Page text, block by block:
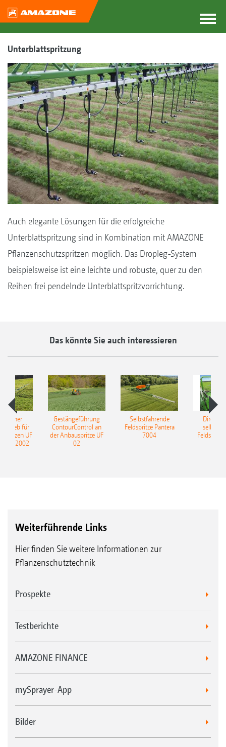
Unterblattspritzung
Auch elegante Lösungen für die erfolgreiche
Unterblattspritzung sind in Kombination mit AMAZONE
Pflanzenschutzspritzen möglich. Das Dropleg-System
beispielsweise ist eine leichte und robuste, quer zu den
Reihen frei pendelnde Unterblattspritzvorrichtung.
Das könnte Sie auch interessieren
für
UF
UF 2002
Gestängeführung
ContourControl an
der Anbauspritze UF
02
Selbstfahrende
Feldspritze Pantera
7004
Weiterführende Links
Hier finden Sie weitere Informationen zur
Pflanzenschutztechnik
Prospekte
Testberichte
AMAZONE FINANCE
mySprayer-App
Bilder